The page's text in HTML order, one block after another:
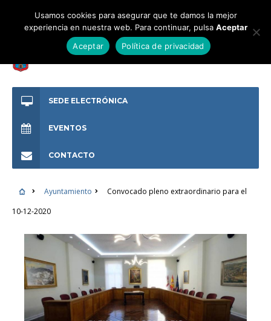
SEDE ELECTRÓNICA
EVENTOS
CONTACTO
Ayuntamiento
Convocado pleno extraordinario para el
10-12-2020
Usamos cookies para asegurar que te damos la mejor
experiencia en nuestra web. Para continuar, pulsa Aceptar
Aceptar
Política de privacidad